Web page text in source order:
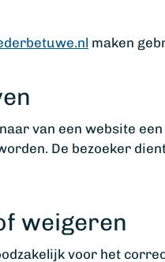
maken
van een website
De bezoeker
weigeren
voor het